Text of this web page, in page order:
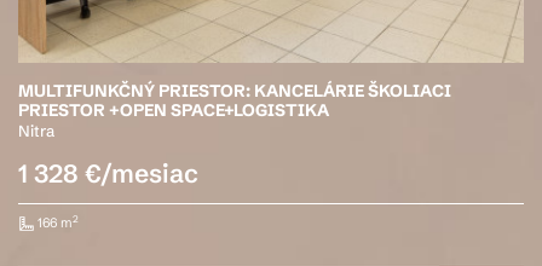
MULTIFUNKČNÝ PRIESTOR: KANCELÁRIE ŠKOLIACI
PRIESTOR +OPEN SPACE+LOGISTIKA
Nitra
1 328 €/mesiac
166 m2